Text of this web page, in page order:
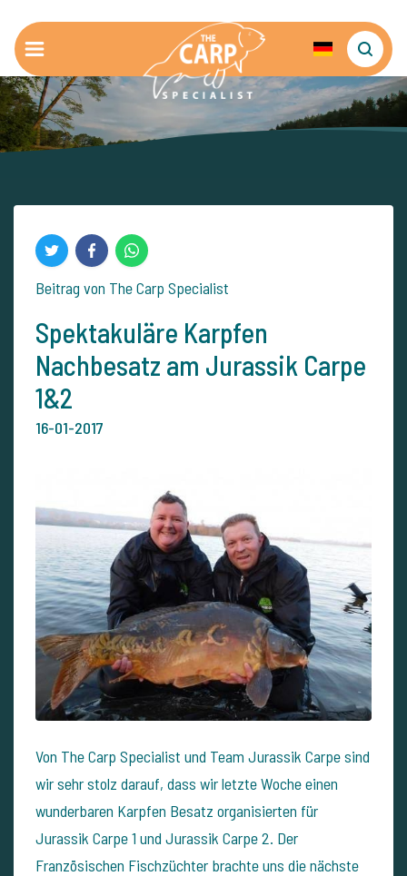
Beitrag von The Carp Specialist
Spektakuläre Karpfen
Nachbesatz am Jurassik Carpe
1&2
16-01-2017
Von The Carp Specialist und Team Jurassik Carpe sind
wir sehr stolz darauf, dass wir letzte Woche einen
wunderbaren Karpfen Besatz organisierten für
Jurassik Carpe 1 und Jurassik Carpe 2. Der
Französischen Fischzüchter brachte uns die nächste